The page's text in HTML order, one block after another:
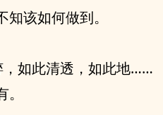
该如何做到。
如此清透，如此地……